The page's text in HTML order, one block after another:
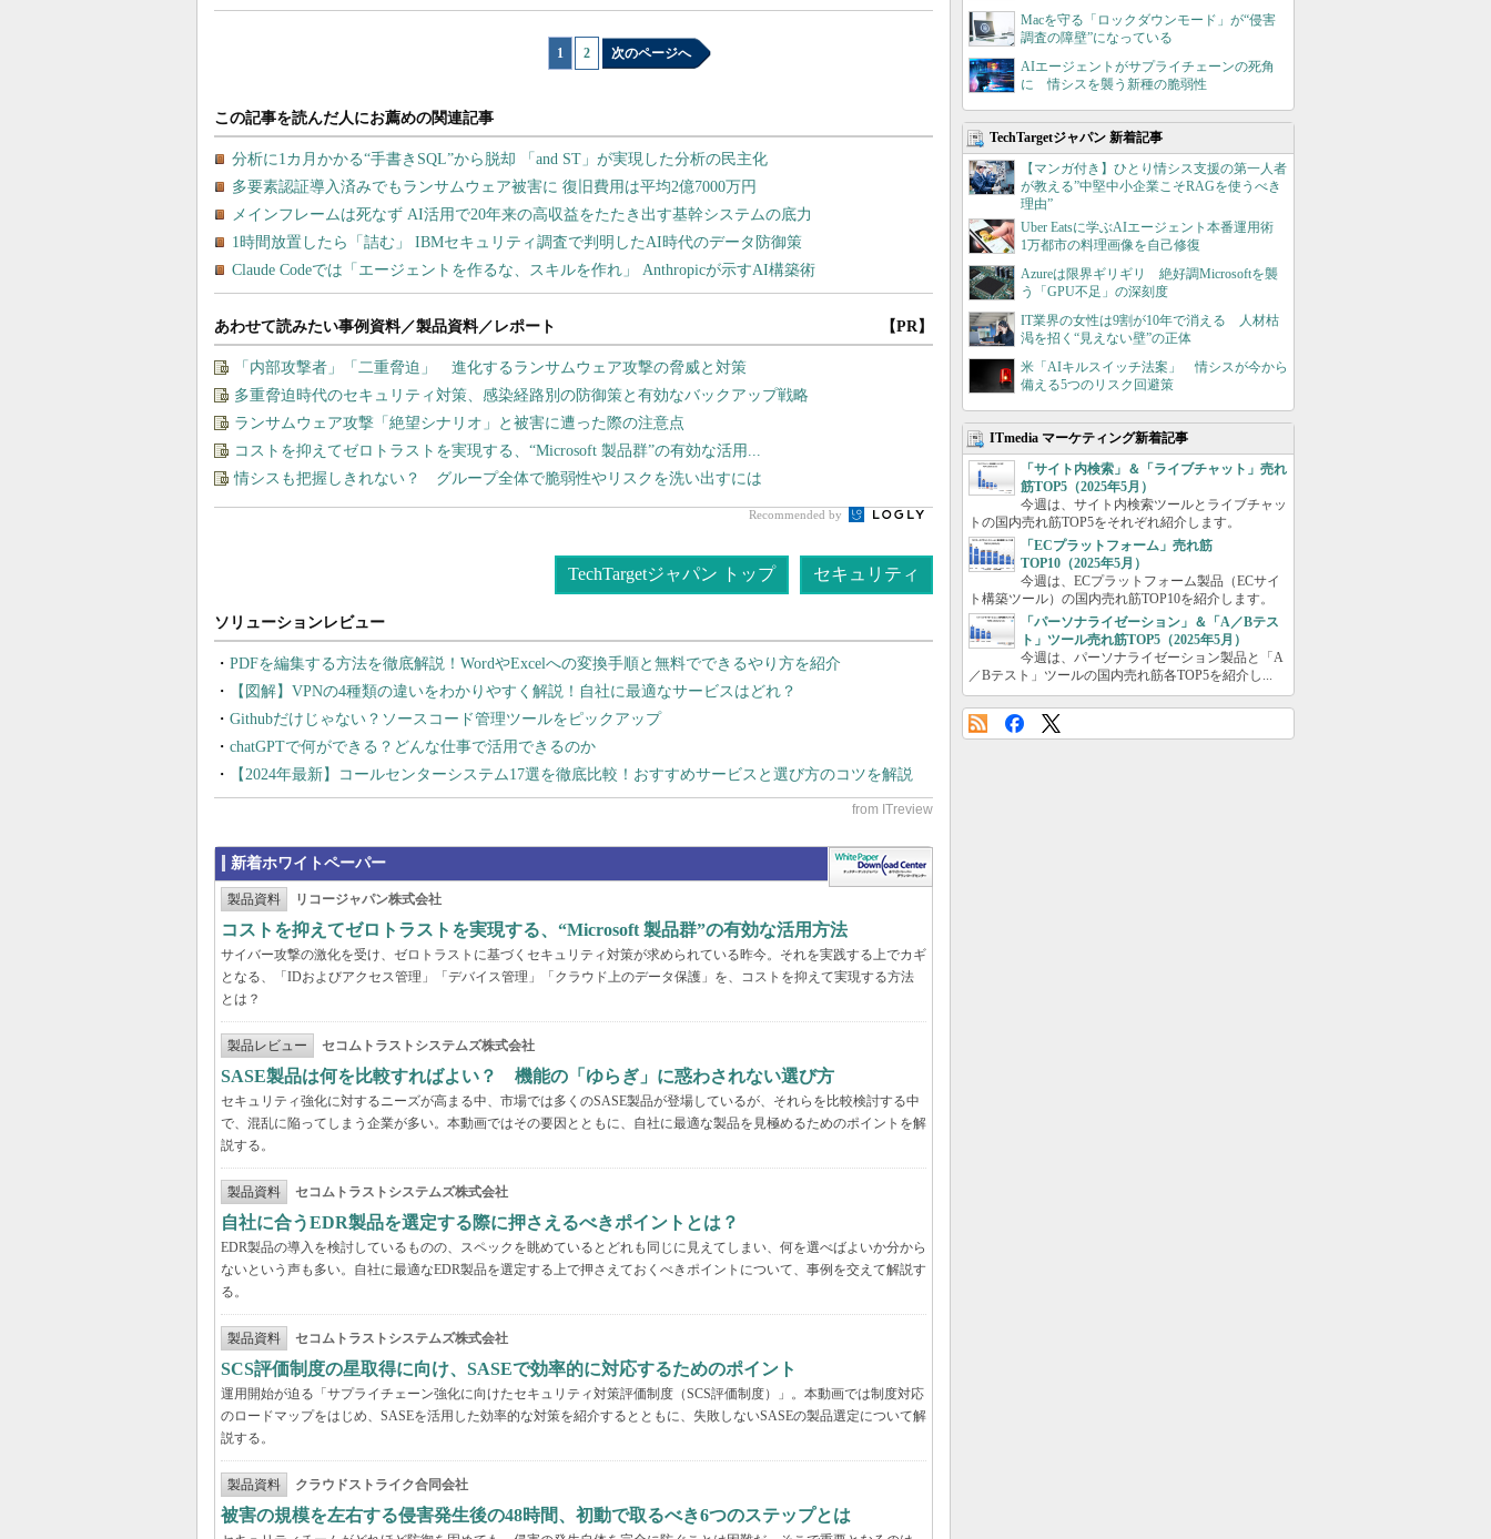
1 2 次のページへ
あわせて読みたい事例資料／製品資料／レポート 【PR】
「内部攻撃者」「二重脅迫」 進化するランサムウェア攻撃の脅威と対策
多重脅迫時代のセキュリティ対策、感染経路別の防御策と有効なバックアップ戦略
ランサムウェア攻撃「絶望シナリオ」と被害に遭った際の注意点
コストを抑えてゼロトラストを実現する、“Microsoft 製品群”の有効な活用...
情シスも把握しきれない？ グループ全体で脆弱性やリスクを洗い出すには
Recommended by
TechTargetジャパン トップ セキュリティ
PDFを編集する方法を徹底解説！WordやExcelへの変換手順と無料でできるやり方を紹介
【図解】VPNの4種類の違いをわかりやすく解説！自社に最適なサービスはどれ？
Githubだけじゃない？ソースコード管理ツールをピックアップ
chatGPTで何ができる？どんな仕事で活用できるのか
【2024年最新】コールセンターシステム17選を徹底比較！おすすめサービスと選び方のコツを解説
新着ホワイトペーパー
製品資料 リコージャパン株式会社
コストを抑えてゼロトラストを実現する、“Microsoft 製品群”の有効な活用方法
サイバー攻撃の激化を受け、ゼロトラストに基づくセキュリティ対策が求められている昨今。それを実践する上でカギ
となる、「IDおよびアクセス管理」「デバイス管理」「クラウド上のデータ保護」を、コストを抑えて実現する方法
とは？
製品レビュー セコムトラストシステムズ株式会社
SASE製品は何を比較すればよい？ 機能の「ゆらぎ」に惑わされない選び方
セキュリティ強化に対するニーズが高まる中、市場では多くのSASE製品が登場しているが、それらを比較検討する中
で、混乱に陥ってしまう企業が多い。本動画ではその要因とともに、自社に最適な製品を見極めるためのポイントを解
説する。
製品資料 セコムトラストシステムズ株式会社
自社に合うEDR製品を選定する際に押さえるべきポイントとは？
EDR製品の導入を検討しているものの、スペックを眺めているとどれも同じに見えてしまい、何を選べばよいか分から
ないという声も多い。自社に最適なEDR製品を選定する上で押さえておくべきポイントについて、事例を交えて解説す
る。
製品資料 セコムトラストシステムズ株式会社
SCS評価制度の星取得に向け、SASEで効率的に対応するためのポイント
運用開始が迫る「サプライチェーン強化に向けたセキュリティ対策評価制度（SCS評価制度）」。本動画では制度対応
のロードマップをはじめ、SASEを活用した効率的な対策を紹介するとともに、失敗しないSASEの製品選定について解
説する。
製品資料 クラウドストライク合同会社
被害の規模を左右する侵害発生後の48時間、初動で取るべき6つのステップとは
Macを守る「ロックダウンモード」が“侵害
調査の障壁”になっている
AIエージェントがサプライチェーンの死角
に 情シスを襲う新種の脆弱性
TechTargetジャパン 新着記事
【マンガ付き】ひとり情シス支援の第一人者
が教える”中堅中小企業こそRAGを使うべき
理由”
Uber Eatsに学ぶAIエージェント本番運用術
1万都市の料理画像を自己修復
Azureは限界ギリギリ 絶好調Microsoftを襲
う「GPU不足」の深刻度
IT業界の女性は9割が10年で消える 人材枯
渇を招く“見えない壁”の正体
米「AIキルスイッチ法案」 情シスが今から
備える5つのリスク回避策
ITmedia マーケティング新着記事
「サイト内検索」＆「ライブチャット」売れ
筋TOP5（2025年5月）
今週は、サイト内検索ツールとライブチャッ
トの国内売れ筋TOP5をそれぞれ紹介します。
「ECプラットフォーム」売れ筋
TOP10（2025年5月）
今週は、ECプラットフォーム製品（ECサイ
ト構築ツール）の国内売れ筋TOP10を紹介します。
「パーソナライゼーション」＆「A／Bテス
ト」ツール売れ筋TOP5（2025年5月）
今週は、パーソナライゼーション製品と「A
／Bテスト」ツールの国内売れ筋各TOP5を紹介し...